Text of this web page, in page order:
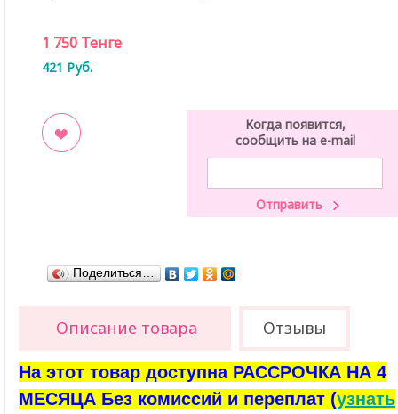
1 750 Тенге
421 Руб.
Когда появится,
сообщить на e-mail
Поделиться…
Описание товара Отзывы
На этот товар доступна РАССРОЧКА НА 4
МЕСЯЦА Без комиссий и переплат (узнать